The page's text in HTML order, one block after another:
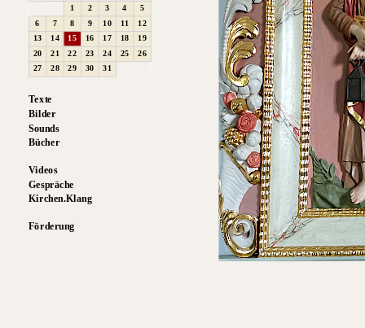
1 2 3 4
5
6
7 8 9 10 11 12
13 14 15 16 17 18
19
20
21 22 23 24 25 26
27 28 29 30 31
Texte
Bilder
Sounds
Bücher
Videos
Gespräche
Kirchen.Klang
Förderung